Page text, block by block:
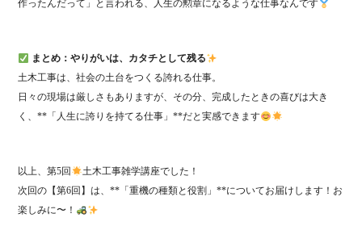
作ったんだって」と言われる、人生の勲章になるような仕事なんです
まとめ：やりがいは、カタチとして残る
土木工事は、社会の土台をつくる誇れる仕事。
日々の現場は厳しさもありますが、その分、完成したときの喜びは大き
く、**「人生に誇りを持てる仕事」**だと実感できます
以上、第5回
土木工事雑学講座でした！
次回の【第6回】は、**「重機の種類と役割」**についてお届けします！お
楽しみに〜！